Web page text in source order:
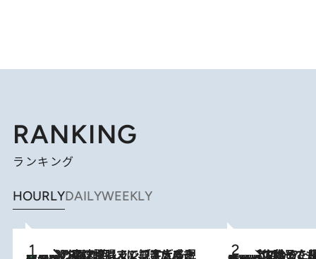
RANKING
ランキング
HOURLYDAILYWEEKLY
2026.8.7
「湘南乃風に憧れて」観客大盛上がりの“タオル回し”に、ラッパー顔負けの高速歌唱まで…さだまさし（74）のアグレッシブすぎる現在地 2026.8.5
【阿川佐和子さんの年とる力】なぜ70代で始めた趣味は“こんなに楽しい”のか？ ピアノ、俳句…スランプに陥っても続けられる“ある秘訣”とは